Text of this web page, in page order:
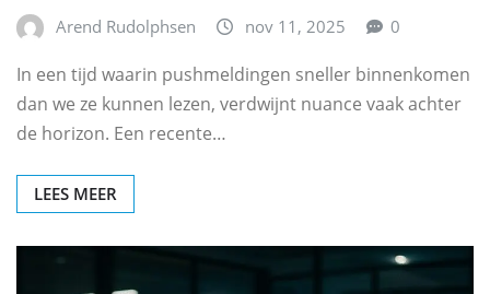
Arend Rudolphsen nov 11, 2025 0
In een tijd waarin pushmeldingen sneller binnenkomen
dan we ze kunnen lezen, verdwijnt nuance vaak achter
de horizon. Een recente…
LEES MEER